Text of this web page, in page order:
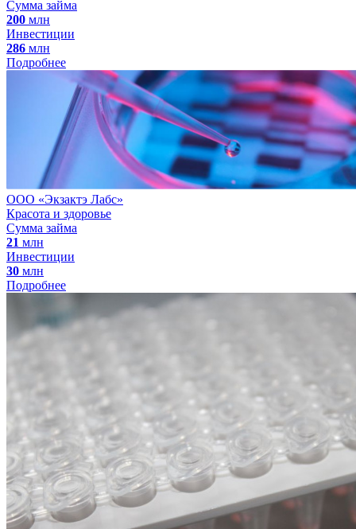
Сумма займа
200 млн
Инвестиции
286 млн
Подробнее
ООО «Экзактэ Лабс»
Красота и здоровье
Сумма займа
21 млн
Инвестиции
30 млн
Подробнее